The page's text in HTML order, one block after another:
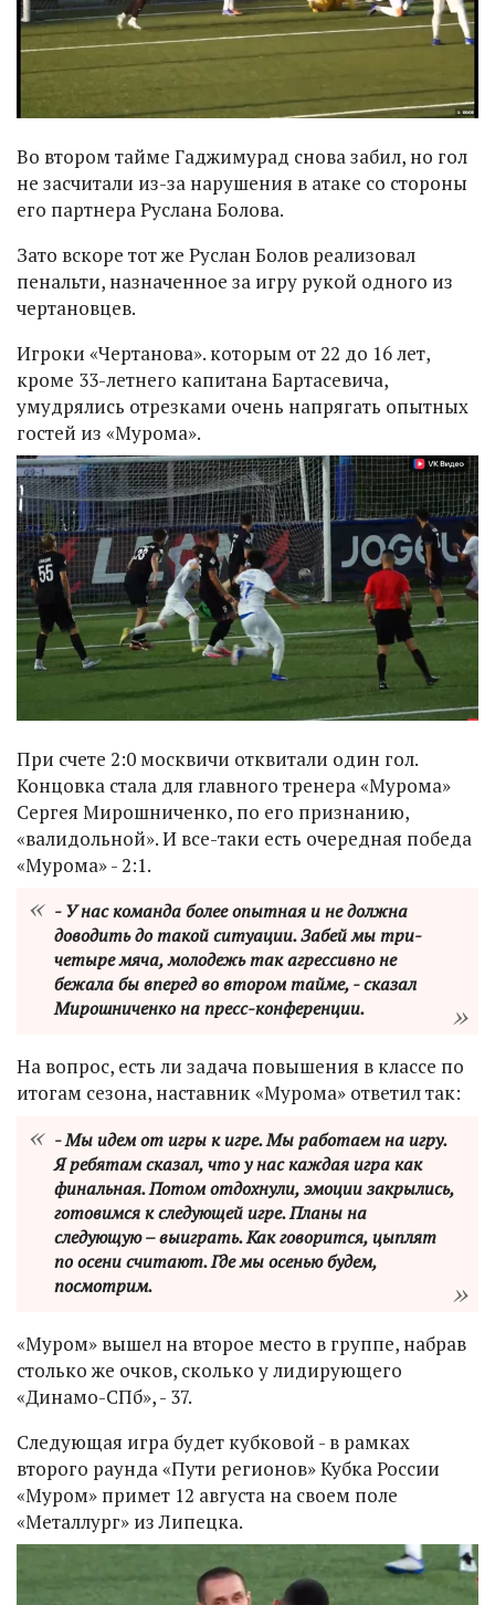
Во втором тайме Гаджимурад снова забил, но гол
не засчитали из-за нарушения в атаке со стороны
его партнера Руслана Болова.
Зато вскоре тот же Руслан Болов реализовал
пенальти, назначенное за игру рукой одного из
чертановцев.
Игроки «Чертанова». которым от 22 до 16 лет,
кроме 33-летнего капитана Бартасевича,
умудрялись отрезками очень напрягать опытных
гостей из «Мурома».
При счете 2:0 москвичи отквитали один гол.
Концовка стала для главного тренера «Мурома»
Сергея Мирошниченко, по его признанию,
«валидольной». И все-таки есть очередная победа
«Мурома» - 2:1.
- У нас команда более опытная и не должна
доводить до такой ситуации. Забей мы три-
четыре мяча, молодежь так агрессивно не
бежала бы вперед во втором тайме, - сказал
Мирошниченко на пресс-конференции.
На вопрос, есть ли задача повышения в классе по
итогам сезона, наставник «Мурома» ответил так:
- Мы идем от игры к игре. Мы работаем на игру.
Я ребятам сказал, что у нас каждая игра как
финальная. Потом отдохнули, эмоции закрылись,
готовимся к следующей игре. Планы на
следующую – выиграть. Как говорится, цыплят
по осени считают. Где мы осенью будем,
посмотрим.
«Муром» вышел на второе место в группе, набрав
столько же очков, сколько у лидирующего
«Динамо-СПб», - 37.
Следующая игра будет кубковой - в рамках
второго раунда «Пути регионов» Кубка России
«Муром» примет 12 августа на своем поле
«Металлург» из Липецка.